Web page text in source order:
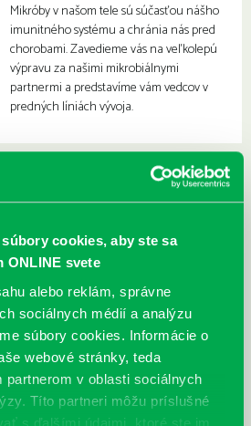
cookies, aby ste sa
ONLINE svete
alebo reklám, správne
sociálnych médií a analýzu
súbory cookies. Informácie o
webové stránky, teda
partnerom v oblasti sociálnych
Títo partneri môžu príslušné
s ďalšími údajmi, ktoré ste im
Mikróby v našom tele sú súčasťou nášho
imunitného systému a chránia nás pred
chorobami. Zavedieme vás na veľkolepú
výpravu za našimi mikrobiálnymi
partnermi a predstavíme vám vedcov v
predných líniách vývoja.